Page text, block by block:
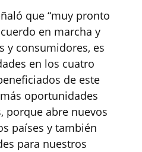
que “muy pronto
en marcha y
y consumidores, es
en los cuatro
de este
oportunidades
porque abre nuevos
países y también
para nuestros